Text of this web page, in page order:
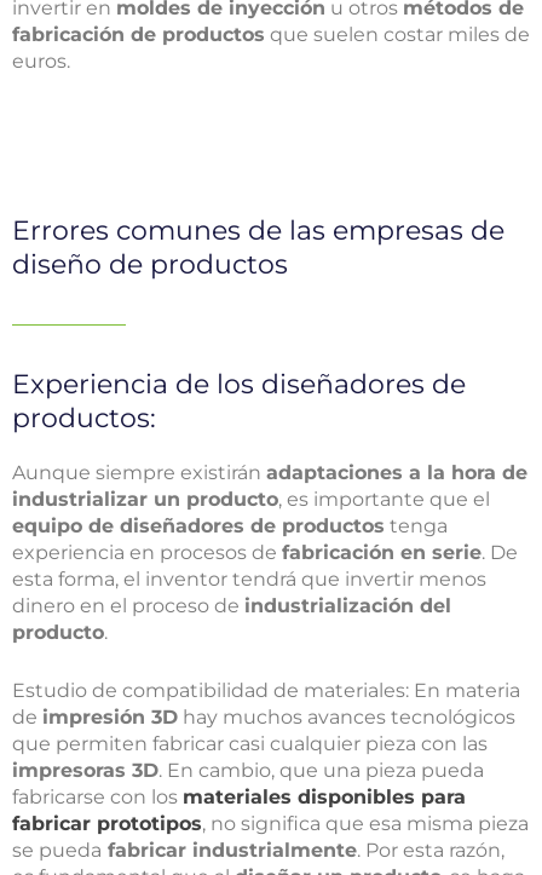
invertir en moldes de inyección u otros métodos de
fabricación de productos que suelen costar miles de
euros.
Errores comunes de las empresas de
diseño de productos
Experiencia de los diseñadores de
productos:
Aunque siempre existirán adaptaciones a la hora de
industrializar un producto, es importante que el
equipo de diseñadores de productos tenga
experiencia en procesos de fabricación en serie. De
esta forma, el inventor tendrá que invertir menos
dinero en el proceso de industrialización del
producto.
Estudio de compatibilidad de materiales: En materia
de impresión 3D hay muchos avances tecnológicos
que permiten fabricar casi cualquier pieza con las
impresoras 3D. En cambio, que una pieza pueda
fabricarse con los materiales disponibles para
fabricar prototipos, no significa que esa misma pieza
se pueda fabricar industrialmente. Por esta razón,